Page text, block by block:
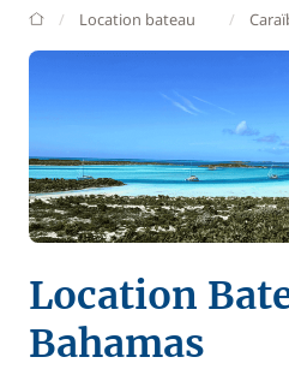
GlobeSailor
Location bateau
Location
Bahamas